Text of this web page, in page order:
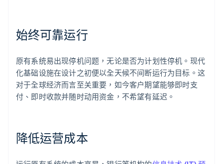
始终可靠运行
原有系统易出现停机问题，无论是否为计划性停机。现代
化基础设施在设计之初便以全天候不间断运行为目标。这
对于全球经济而言至关重要，如今客户期望能够即时支
付、即时收款并随时动用资金，不希望有延迟。
降低运营成本